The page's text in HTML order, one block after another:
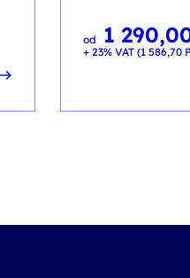
od 1
+ 23% VAT (1 586,70